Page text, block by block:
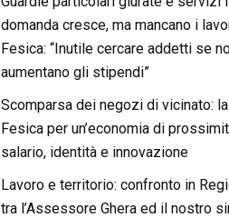
domanda cresce, ma mancano i
Fesica: “Inutile cercare addetti se
aumentano gli stipendi”
Scomparsa dei negozi di vicinato:
Fesica per un’economia di
salario, identità e innovazione
Lavoro e territorio: confronto in
tra l’Assessore Ghera ed il nostro